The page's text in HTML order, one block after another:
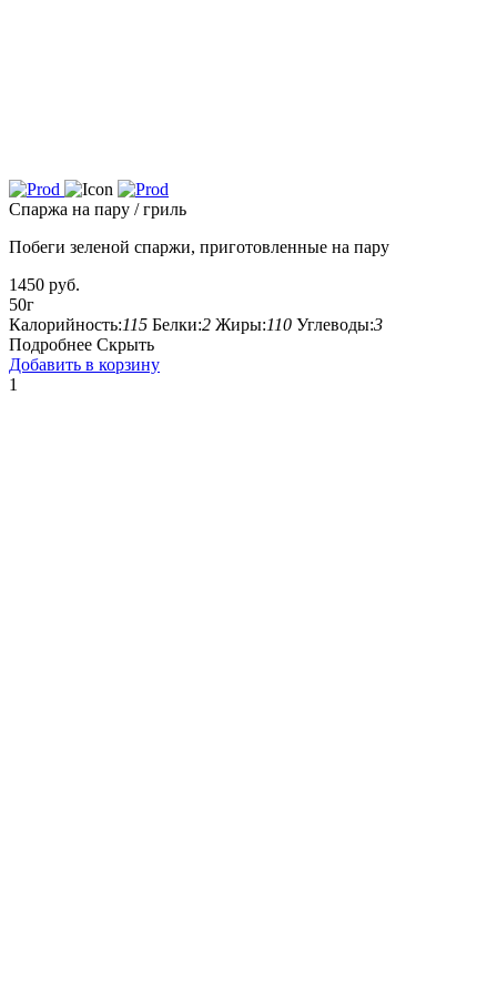
Спаржа на пару / гриль
Побеги зеленой спаржи, приготовленные на пару
1450 руб.
50г
Калорийность:115 Белки:2 Жиры:110 Углеводы:3
Подробнее Скрыть
Добавить в корзину
1